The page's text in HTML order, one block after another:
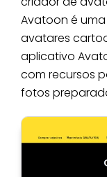
Avatoon é
avatares
aplicativo
com recursos
fotos